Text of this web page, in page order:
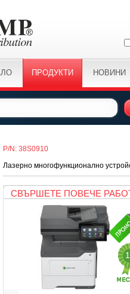
ПРОДУКТИ НОВИНИ
P/N: 38S0910
Лазерно многофункционално
СВЪРШЕТЕ ПОВЕЧЕ